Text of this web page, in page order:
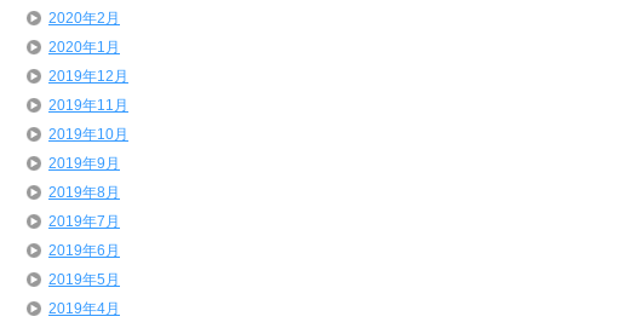
2020年2月
2020年1月
2019年12月
2019年11月
2019年10月
2019年9月
2019年8月
2019年7月
2019年6月
2019年5月
2019年4月